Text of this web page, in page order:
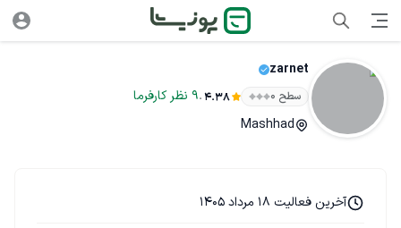
zarnet
سطح ۰ 4.38
.
9 نظر کارفرما
Mashhad
آخرین فعالیت 18 مرداد 1405